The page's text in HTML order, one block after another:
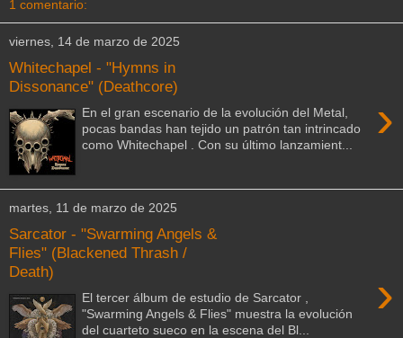
1 comentario:
viernes, 14 de marzo de 2025
Whitechapel - "Hymns in
Dissonance" (Deathcore)
›
En el gran escenario de la evolución del Metal,
pocas bandas han tejido un patrón tan intrincado
como Whitechapel . Con su último lanzamient...
martes, 11 de marzo de 2025
Sarcator - "Swarming Angels &
Flies" (Blackened Thrash /
Death)
›
El tercer álbum de estudio de Sarcator ,
"Swarming Angels & Flies" muestra la evolución
del cuarteto sueco en la escena del Bl...